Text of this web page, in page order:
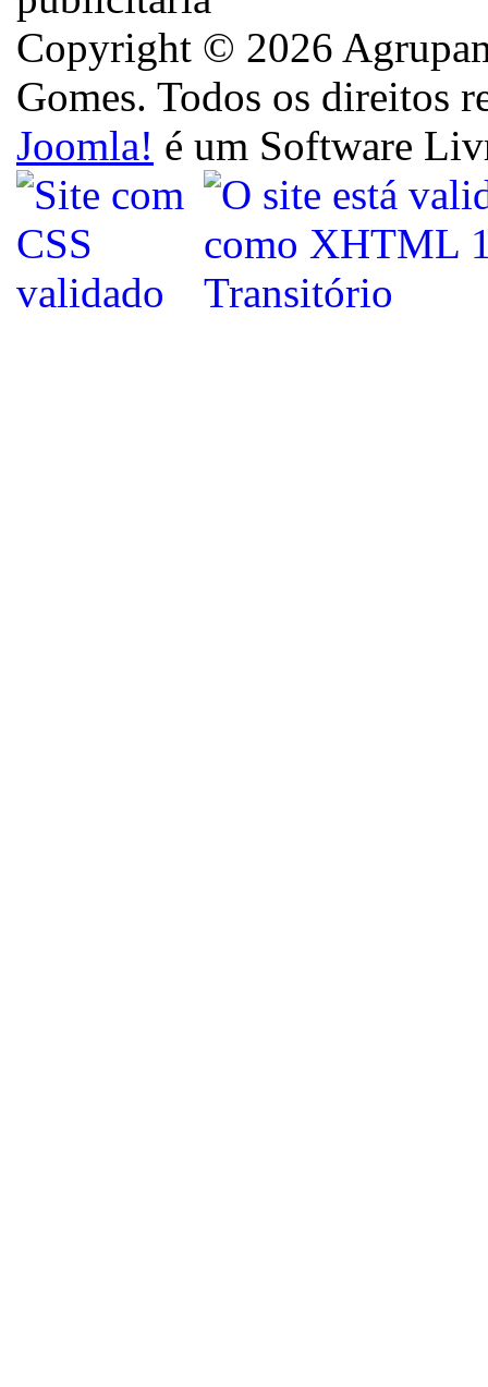
Copyright © 2026
Gomes. Todos os direitos
Joomla! é um Software